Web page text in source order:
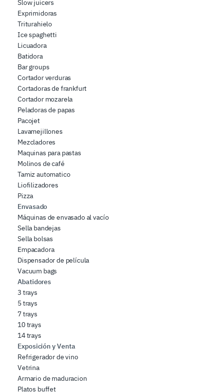
Slow juicers
Exprimidoras
Triturahielo
Ice spaghetti
Licuadora
Batidora
Bar groups
Cortador verduras
Cortadoras de frankfurt
Cortador mozarela
Peladoras de papas
Pacojet
Lavamejillones
Mezcladores
Maquinas para pastas
Molinos de café
Tamiz automatico
Liofilizadores
Pizza
Envasado
Máquinas de envasado al vacío
Sella bandejas
Sella bolsas
Empacadora
Dispensador de película
Vacuum bags
Abatidores
3 trays
5 trays
7 trays
10 trays
14 trays
Exposición y Venta
Refrigerador de vino
Vetrina
Armario de maduracion
Platos buffet